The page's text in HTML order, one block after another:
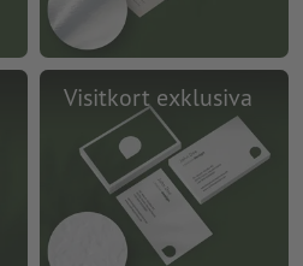
Visitkort exklusiva